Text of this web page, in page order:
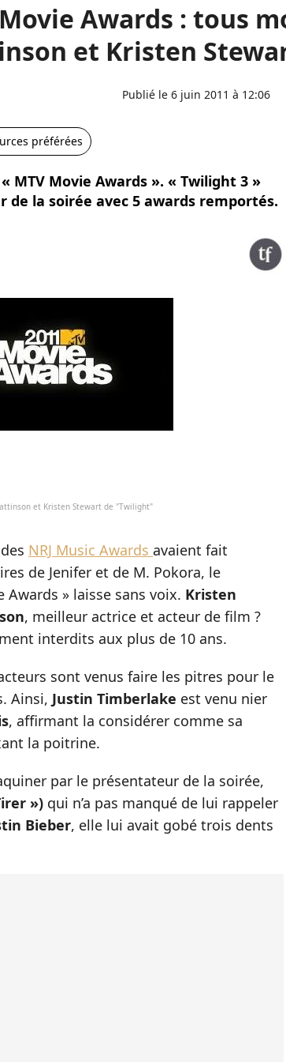
Awards : tous
et Kristen
Publié le 6 juin 2011 à 12:06
préférées
MTV Movie Awards ». « Twilight 3 »
la soirée avec 5 awards remportés.
et Kristen Stewart de "Twilight"
NRJ Music Awards avaient fait
de Jenifer et de M. Pokora, le
Awards » laisse sans voix. Kristen
, meilleur actrice et acteur de film ?
interdits aux plus de 10 ans.
sont venus faire les pitres pour le
Ainsi, Justin Timberlake est venu nier
, affirmant la considérer comme sa
la poitrine.
par le présentateur de la soirée,
») qui n’a pas manqué de lui rappeler
Bieber, elle lui avait gobé trois dents